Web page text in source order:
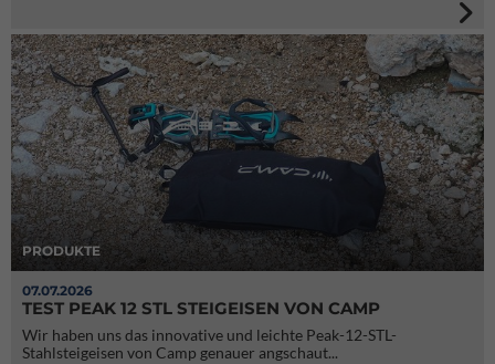
PRODUKTE
07.07.2026
TEST PEAK 12 STL STEIGEISEN VON CAMP
Wir haben uns das innovative und leichte Peak-12-STL-
Stahlsteigeisen von Camp genauer angschaut...